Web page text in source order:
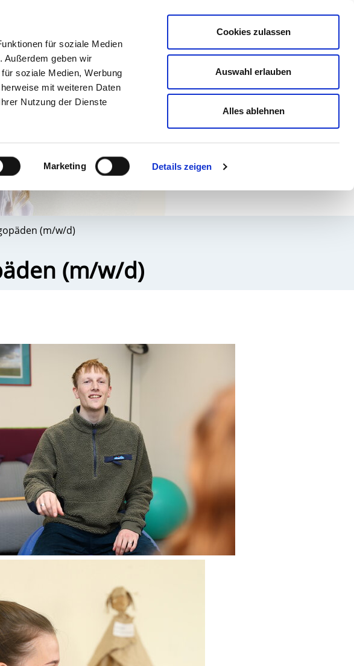
für soziale Medien
Außerdem geben wir
soziale Medien, Werbung
mit weiteren Daten
Nutzung der Dienste
Marketing Details zeigen
Cookies zulassen
Auswahl erlauben
Alles ablehnen
Leichte Sprache Kontrast
KARRIERE & AUSBILDUNG GESUNDHEIT NORD Suche
(m/w/d)
(m/w/d)